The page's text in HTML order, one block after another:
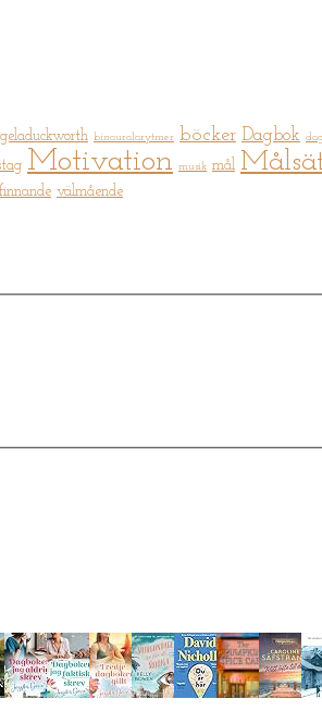
binauralarytmer böcker Dagbok
Motivation musik mål
välmående